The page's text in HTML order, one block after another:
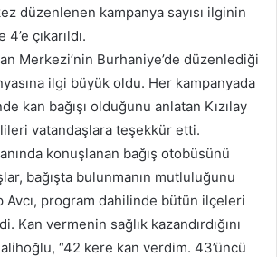
düzenlenen kampanya sayısı ilginin
çıkarıldı.
Merkezi’nin Burhaniye’de düzenlediği
ilgi büyük oldu. Her kampanyada
kan bağışı olduğunu anlatan Kızılay
vatandaşlara teşekkür etti.
konuşlanan bağış otobüsünü
bağışta bulunmanın mutluluğunu
Avcı, program dahilinde bütün ilçeleri
Kan vermenin sağlık kazandırdığını
“42 kere kan verdim. 43’üncü